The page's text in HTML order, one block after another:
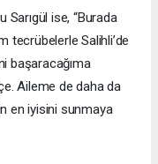
Sarıgül ise, “Burada
tecrübelerle Salihli’de
başaracağıma
Aileme de daha da
en iyisini sunmaya